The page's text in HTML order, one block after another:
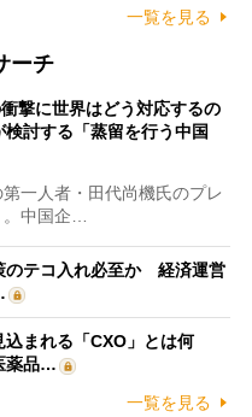
一覧を見る
ーチ
撃に世界はどう対応するの
討する「蒸留を行う中国
一人者・田代尚機氏のプレ
中国企…
のテコ入れ必至か 経済運営
まれる「CXO」とは何
薬品…
一覧を見る